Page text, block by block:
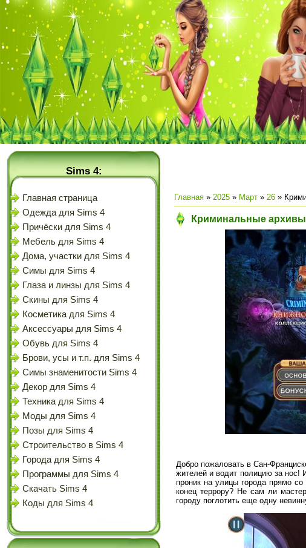
Sims 4:
Главная страница
Одежда для Sims 4
Причёски для Sims 4
Мебель для Sims 4
Дома, участки для Sims 4
Симы для Sims 4
Глаза и линзы для Sims 4
Скины для Sims 4
Косметика для Sims 4
Аксессуары для Sims 4
Обувь для Sims 4
Брови, усы и т.п. для Sims 4
Симы знаменитости Sims 4
Декор для Sims 4
Техника для Sims 4
Моды для Sims 4
Позы для Sims 4
Строительство в Sims 4
Города для Sims 4
Программы для Sims 4
Скачать Sims 4
Коды для Sims 4
Главная » 2025 » Март » 26 »
Криминальные архивы
Добро пожаловать в Сан-
жителей и водит полицию за нос!
проник на улицы города прямо
конец террору? Не сам ли
городу поглотить еще одну